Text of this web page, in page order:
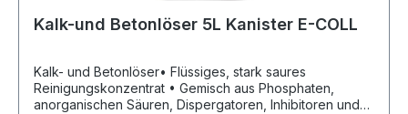
Kalk-und Betonlöser 5L Kanister E-COLL
Kalk- und Betonlöser• Flüssiges, stark saures
Reinigungskonzentrat • Gemisch aus Phosphaten,
anorganischen Säuren, Dispergatoren, Inhibitoren und